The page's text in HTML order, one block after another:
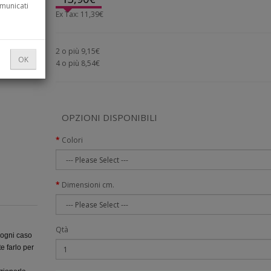
caso
farlo per
Ex Tax: 11,39€
2 o più 9,15€
4 o più 8,54€
OPZIONI DISPONIBILI
Colori
Dimensioni cm.
Qtà
OK